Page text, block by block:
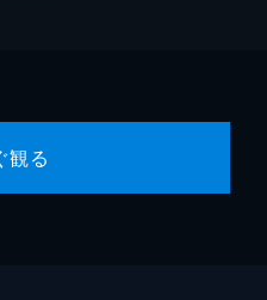
観る